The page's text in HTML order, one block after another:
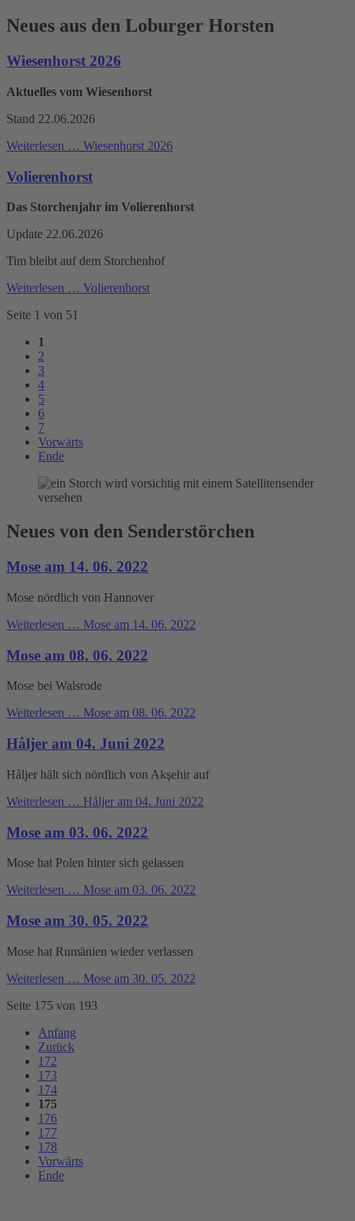
Neues aus den Loburger Horsten
Wiesenhorst 2026
Aktuelles vom Wiesenhorst
Stand 22.06.2026
Weiterlesen … Wiesenhorst 2026
Volierenhorst
Das Storchenjahr im Volierenhorst
Update 22.06.2026
Tim bleibt auf dem Storchenhof
Weiterlesen … Volierenhorst
Seite 1 von 51
1
2
3
4
5
6
7
Vorwärts
Ende
Neues von den Senderstörchen
Mose am 14. 06. 2022
Mose nördlich von Hannover
Weiterlesen … Mose am 14. 06. 2022
Mose am 08. 06. 2022
Mose bei Walsrode
Weiterlesen … Mose am 08. 06. 2022
Håljer am 04. Juni 2022
Håljer hält sich nördlich von Akşehir auf
Weiterlesen … Håljer am 04. Juni 2022
Mose am 03. 06. 2022
Mose hat Polen hinter sich gelassen
Weiterlesen … Mose am 03. 06. 2022
Mose am 30. 05. 2022
Mose hat Rumänien wieder verlassen
Weiterlesen … Mose am 30. 05. 2022
Seite 175 von 193
Anfang
Zurück
172
173
174
175
176
177
178
Vorwärts
Ende